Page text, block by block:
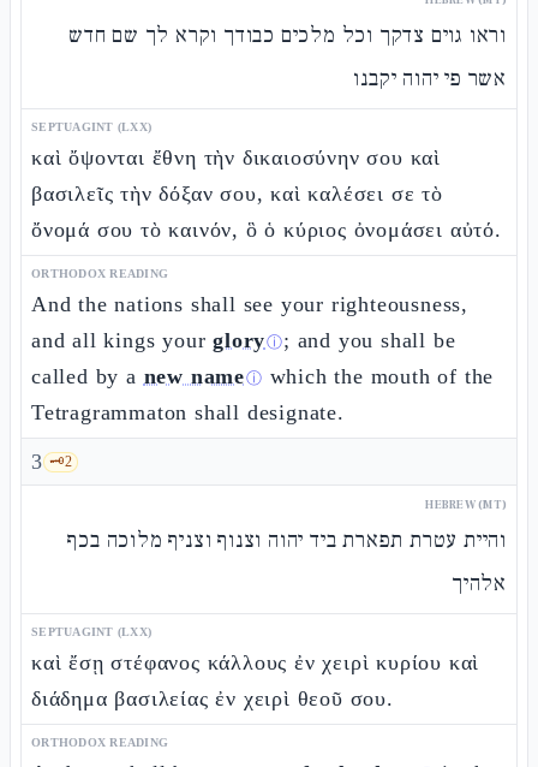
וראו גוים צדקך וכל מלכים כבודך וקרא לך שם חדש
אשר פי יהוה יקבנו
SEPTUAGINT (LXX)
καὶ ὄψονται ἔθνη τὴν δικαιοσύνην σου καὶ
βασιλεῖς τὴν δόξαν σου, καὶ καλέσει σε τὸ
ὄνομά σου τὸ καινόν, ὃ ὁ κύριος ὀνομάσει αὐτό.
ORTHODOX READING
And the nations shall see your righteousness,
and all kings yourgloryⓘ; and you shall be
called by a new nameⓘ which the mouth of the
Tetragrammaton shall designate.
3 🗝️2
HEBREW (MT)
והיית עטרת תפארת ביד יהוה וצנוף וצניף מלוכה בכף
אלהיך
SEPTUAGINT (LXX)
καὶ ἔσῃ στέφανος κάλλους ἐν χειρὶ κυρίου καὶ
διάδημα βασιλείας ἐν χειρὶ θεοῦ σου.
ORTHODOX READING